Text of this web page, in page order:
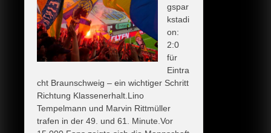
gspar
kstadi
on:
2:0
für
Eintra
cht Braunschweig – ein wichtiger Schritt
Richtung Klassenerhalt.Lino
Tempelmann und Marvin Rittmüller
trafen in der 49. und 61. Minute.Vor